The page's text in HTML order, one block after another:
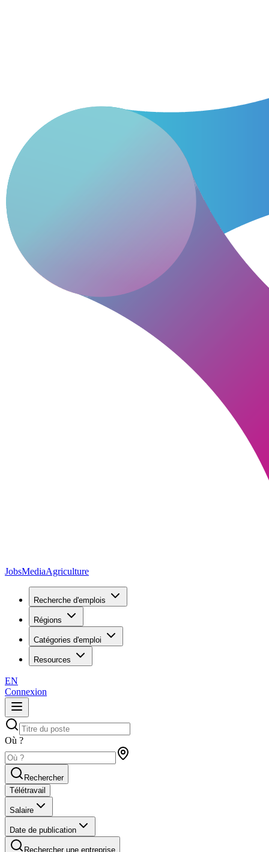
JobsMediaAgriculture
Recherche d'emplois
Régions
Catégories d'emploi
Resources
EN
Connexion
Où ?
Rechercher
Télétravail
Salaire
Date de publication
Rechercher une entreprise